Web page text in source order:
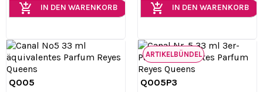
add_shopping_cart IN DEN WARENKORB add_shopping_cart IN DEN WARENKORB
Q005 
Q005P3
ARTIKELBÜNDEL